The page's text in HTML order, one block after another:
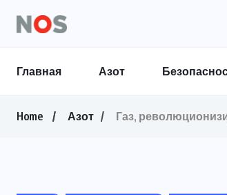
Главная Азот
Home Азот Газ,